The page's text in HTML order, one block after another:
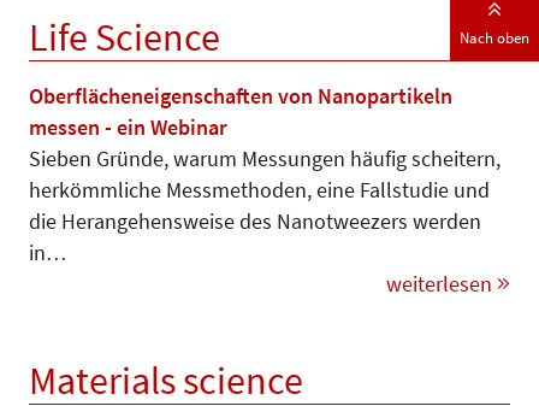
Life Science
Oberflächeneigenschaften von Nanopartikeln
messen - ein Webinar
Sieben Gründe, warum Messungen häufig scheitern,
herkömmliche Mess­­methoden, eine Fallstudie und
die Heran­ge­hens­weise des Na­notwee­zers werden
in…
weiterlesen
Materials science
Nach oben